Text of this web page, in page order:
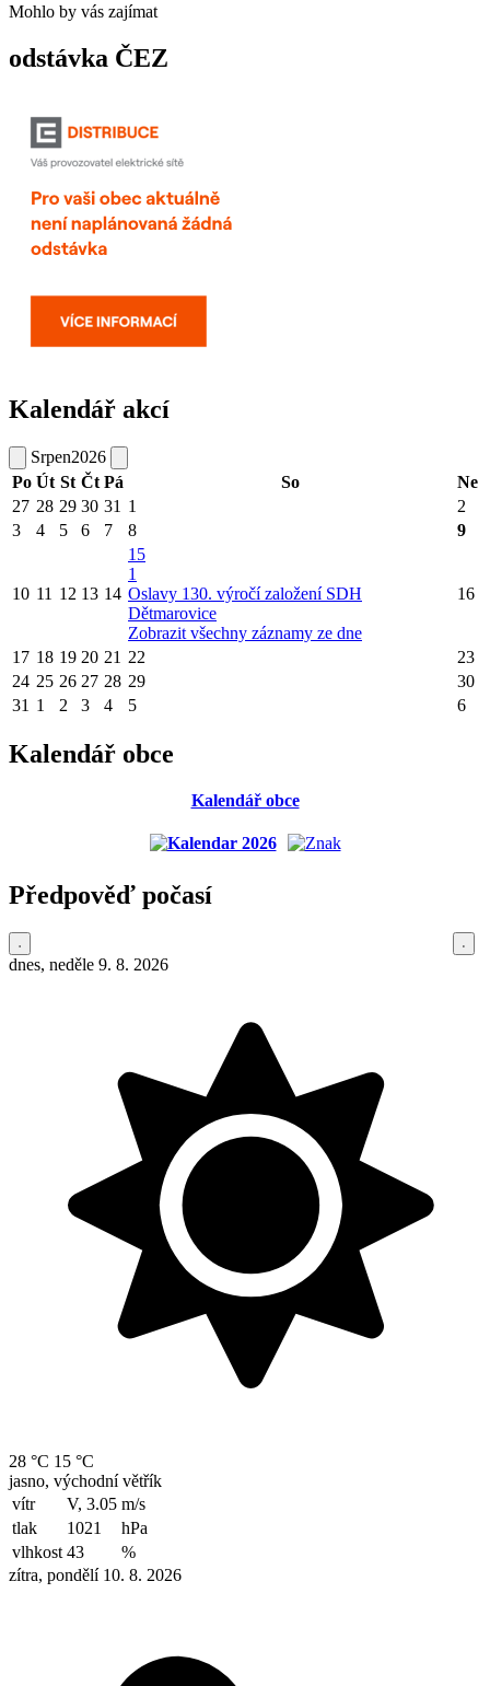
Mohlo by vás zajímat
odstávka ČEZ
Kalendář akcí
Srpen2026
Po Út St Čt Pá So
Ne
27 28 29 30 31 1
2
3
4 5 6 7 8 9
10 11 12 13 14
15
1
Oslavy 130. výročí založení SDH
Dětmarovice
Zobrazit všechny záznamy ze dne
16
17 18 19 20 21 22
23
24 25 26 27 28 29
30
31 1 2 3 4 5 6
Kalendář obce
Kalendář obce
Předpověď počasí
dnes, neděle 9. 8. 2026
28 °C 15 °C
jasno, východní větřík
vítr
V, 3.05 m/s
tlak
1021
hPa
vlhkost 43
%
zítra, pondělí 10. 8. 2026